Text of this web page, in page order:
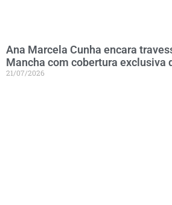
Ana Marcela Cunha encara
Mancha com cobertura exclusiva
21/07/2026